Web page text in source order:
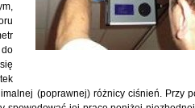
(poprawnej) różnicy ciśnień. Przy